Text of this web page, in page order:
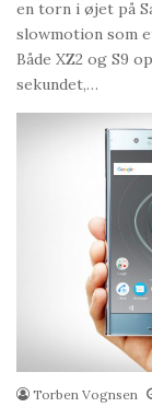
en torn i øjet på
slowmotion som
Både XZ2 og S9
sekundet,…
Torben Vognsen